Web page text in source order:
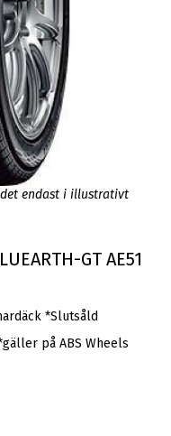
endast i illustrativt
GT AE51
*Slutsåld
på ABS Wheels